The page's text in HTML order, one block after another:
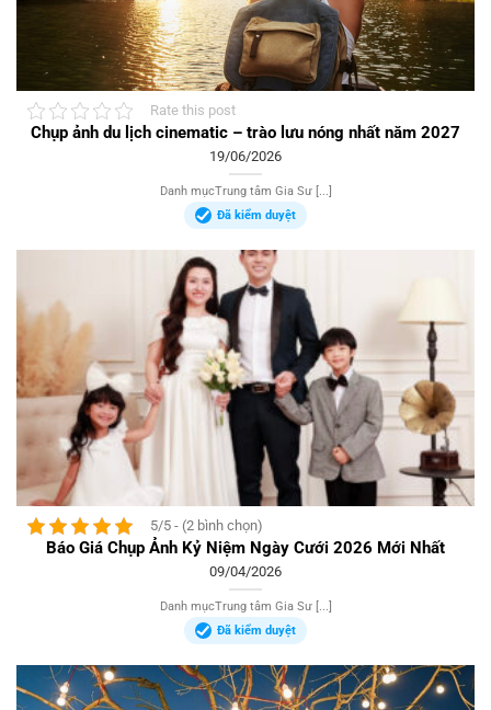
Rate this post
Chụp ảnh du lịch cinematic – trào lưu nóng nhất năm 2027
19/06/2026
Danh mụcTrung tâm Gia Sư [...]
Đã kiểm duyệt
5/5 - (2 bình chọn)
Báo Giá Chụp Ảnh Kỷ Niệm Ngày Cưới 2026 Mới Nhất
09/04/2026
Danh mụcTrung tâm Gia Sư [...]
Đã kiểm duyệt